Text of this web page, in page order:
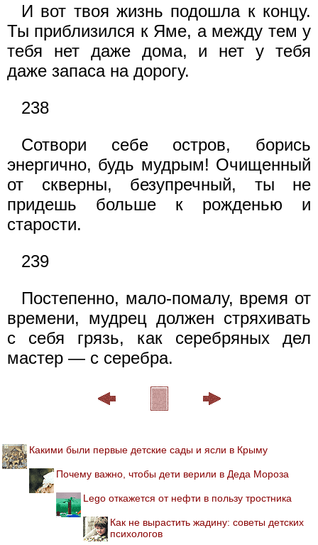
И вот твоя жизнь подошла к концу.
Ты приблизился к Яме, а между тем у
тебя нет даже дома, и нет у тебя
даже запаса на дорогу.
238
Сотвори себе остров, борись
энергично, будь мудрым! Очищенный
от скверны, безупречный, ты не
придешь больше к рожденью и
старости.
239
Постепенно, мало-помалу, время от
времени, мудрец должен стряхивать
с себя грязь, как серебряных дел
мастер — с серебра.
Какими были первые детские сады и ясли в Крыму
Почему важно, чтобы дети верили в Деда Мороза
Lego откажется от нефти в пользу тростника
Как не вырастить жадину: советы детских
психологов